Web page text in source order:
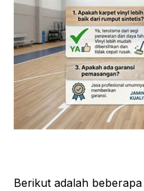
Berikut adalah